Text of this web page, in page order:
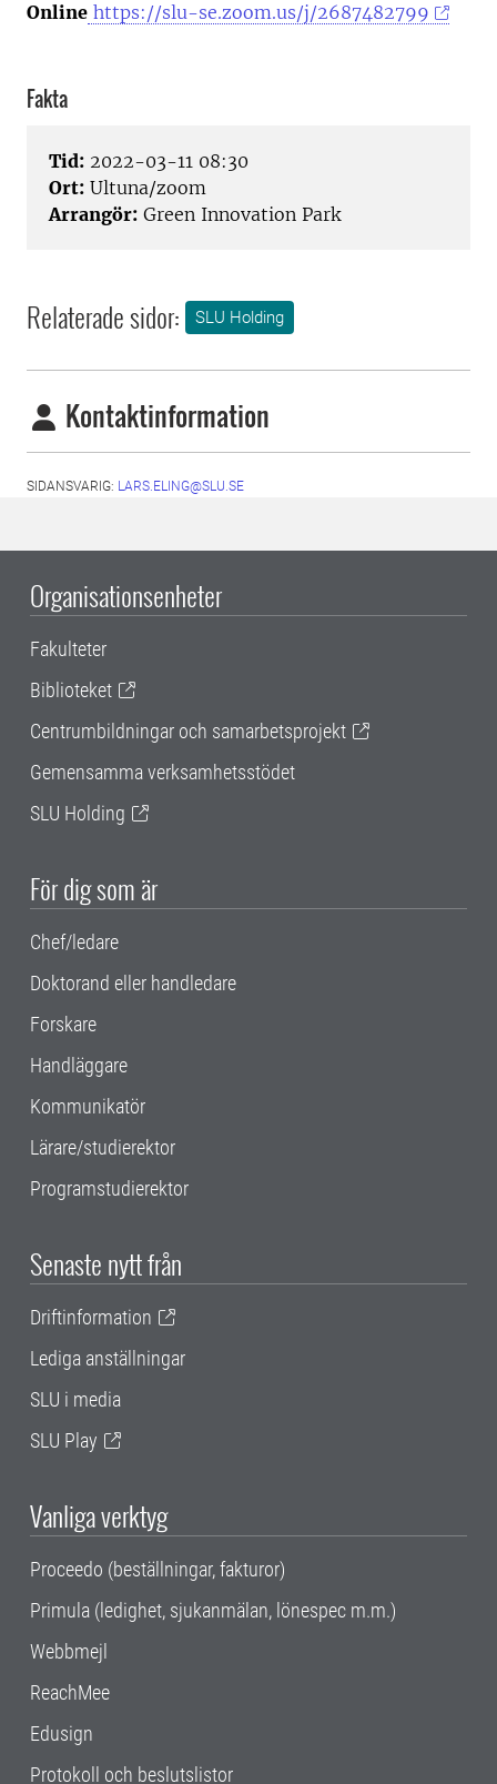
Online https://slu-se.zoom.us/j/2687482799
Fakta
Tid: 2022-03-11 08:30
Ort: Ultuna/zoom
Arrangör: Green Innovation Park
Relaterade sidor: SLU Holding
Kontaktinformation
SIDANSVARIG: LARS.ELING@SLU.SE
Organisationsenheter
Fakulteter
Biblioteket
Centrumbildningar och samarbetsprojekt
Gemensamma verksamhetsstödet
SLU Holding
För dig som är
Chef/ledare
Doktorand eller handledare
Forskare
Handläggare
Kommunikatör
Lärare/studierektor
Programstudierektor
Senaste nytt från
Driftinformation
Lediga anställningar
SLU i media
SLU Play
Vanliga verktyg
Proceedo (beställningar, fakturor)
Primula (ledighet, sjukanmälan, lönespec m.m.)
Webbmejl
ReachMee
Edusign
Protokoll och beslutslistor